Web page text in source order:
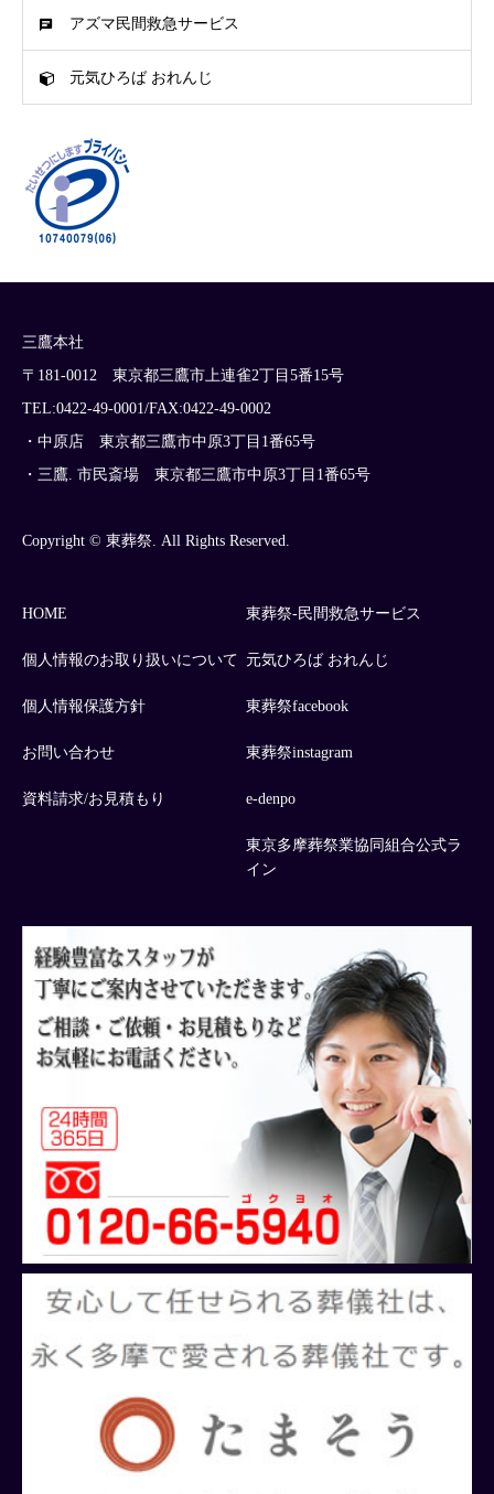
アズマ民間救急サービス
元気ひろば おれんじ
三鷹本社
〒181-0012 東京都三鷹市上連雀2丁目5番15号
TEL:0422-49-0001/FAX:0422-49-0002
・中原店 東京都三鷹市中原3丁目1番65号
・三鷹. 市民斎場 東京都三鷹市中原3丁目1番65号
Copyright © 東葬祭. All Rights Reserved.
HOME
個人情報のお取り扱いについて
個人情報保護方針
お問い合わせ
資料請求/お見積もり
東葬祭-民間救急サービス
元気ひろば おれんじ
東葬祭facebook
東葬祭instagram
e-denpo
東京多摩葬祭業協同組合公式ラ
イン